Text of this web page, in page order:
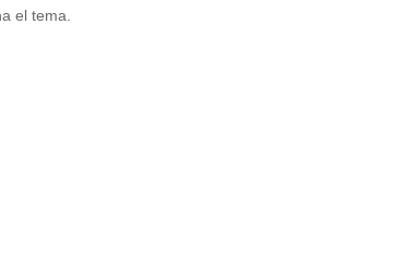
el tema.